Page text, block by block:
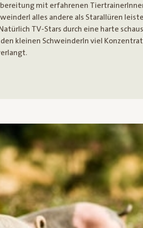
mit erfahrenen
alles andere als Starallüren
TV-Stars durch eine harte
kleinen Schweinderln viel